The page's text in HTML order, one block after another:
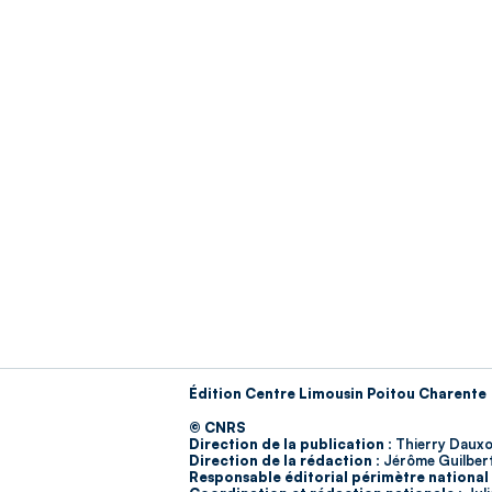
Édition Centre Limousin Poitou Charente
© CNRS
Direction de la publication : Thierry
Direction de la rédaction : Jérôme
Responsable éditorial périmètre national